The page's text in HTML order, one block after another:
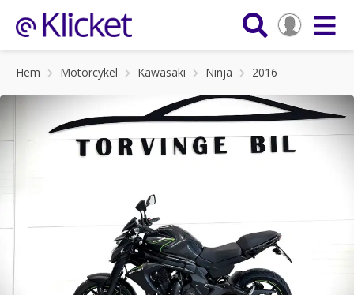
Hem Motorcykel Kawasaki Ninja 2016